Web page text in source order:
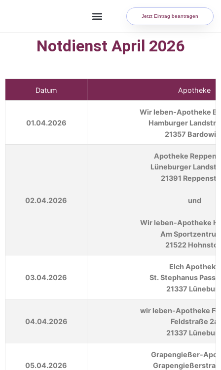
Jetzt Eintrag beantragen
Notdienst April 2026
Datum Apotheke
01.04.2026
Wir leben-Apotheke
Hamburger
21357
02.04.2026
Apotheke
Lüneburger
21391
und
Wir leben-Apotheke
Am
21522
03.04.2026
Elch Apotheke
St. Stephanus
21337
04.04.2026
wir leben-Apotheke
Feldstraße 2a
21337
05.04.2026
Grapengießer-